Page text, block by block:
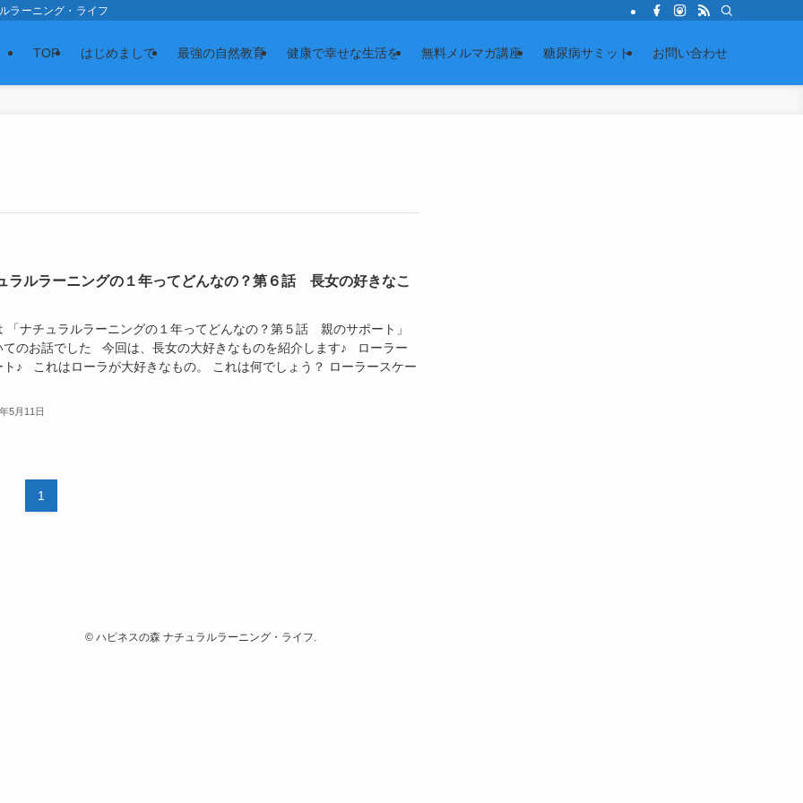
ラーニング・ライフ
TOP はじめまして 最強の自然教育 健康で幸せな生活を 無料メルマガ講座 糖尿病サミット お問い合わせ
ラルラーニングの１年ってどんなの？第６話 長女の好きなこ
「ナチュラルラーニングの１年ってどんなの？第５話 親のサポート」
てのお話でした 今回は、長女の大好きなものを紹介します♪ ローラー
ト♪ これはローラが大好きなもの。 これは何でしょう？ ローラースケー
5月11日
1
© ハピネスの森 ナチュラルラーニング・ライフ.